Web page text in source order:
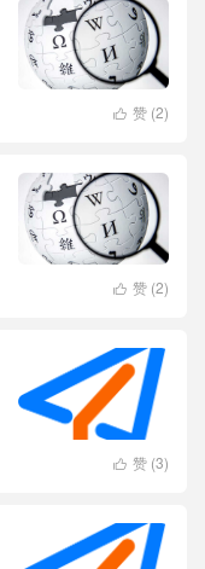
 赞 (2)
 赞 (2)
 赞 (3)